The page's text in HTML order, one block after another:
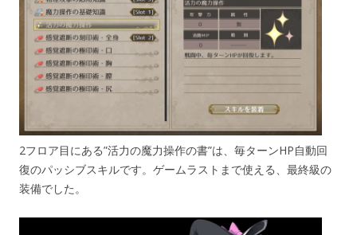
2フロア目にある”活力の魔力操作の書”は、毎ターンHP自動回
復のパッシブスキルです。ゲームラストまで使える、最終級の
装備でした。